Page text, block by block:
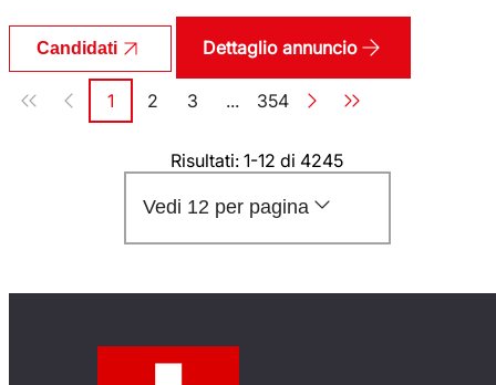
Candidati Dettaglio annuncio
Paginazione
Pagina
1 Pagina
2 Pagina
3 ... Pagina
354
Risultati: 1-12 di 4245
Vedi 12 per pagina